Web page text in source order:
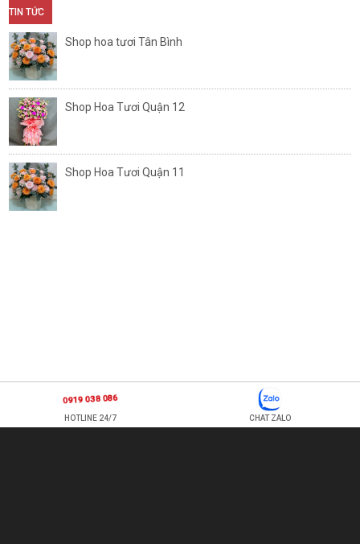
TIN TỨC
Shop hoa tươi Tân Bình
Shop Hoa Tươi Quận 12
Shop Hoa Tươi Quận 11
0919 038 086
HOTLINE 24/7 CHAT ZALO